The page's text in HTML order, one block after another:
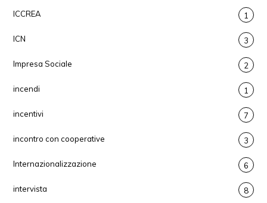
ICCREA 1
ICN 3
Impresa Sociale 2
incendi 1
incentivi 7
incontro con cooperative 3
Internazionalizzazione 6
intervista 8